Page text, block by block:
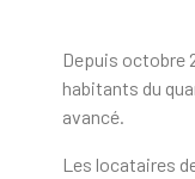
Depuis octobre
habitants du
avancé.
Les locataires